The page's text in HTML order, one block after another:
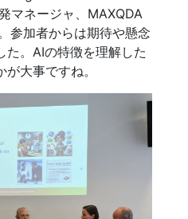
マネージャ、MAXQDA
参加者からは期待や懸念
た。AIの特徴を理解した
大事ですね。